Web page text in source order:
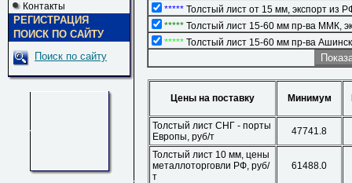
Контакты
РЕГИСТРАЦИЯ
ПОИСК ПО САЙТУ
Поиск по сайту
***** Толстый лист от 15 мм, экспорт из
***** Толстый лист 15-60 мм пр-ва ММК,
***** Толстый лист 15-60 мм пр-ва
Цены на поставку Минимум
Толстый лист СНГ - порты
Европы, руб/т
47741.8
Толстый лист 10 мм, цены
металлоторговли РФ, руб/
т
61488.0